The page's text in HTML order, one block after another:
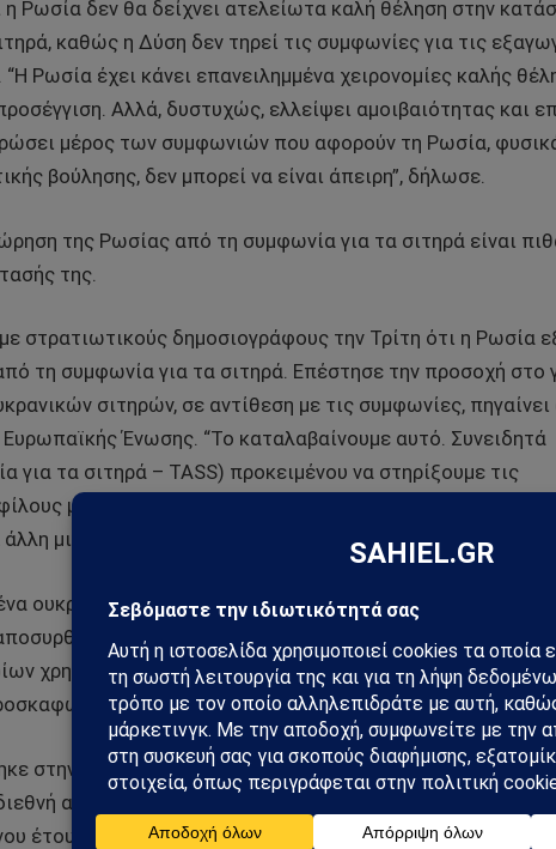
Ρωσία δεν θα δείχνει ατελείωτα καλή θέληση στην
καθώς η Δύση δεν τηρεί τις συμφωνίες για τις
Ρωσία έχει κάνει επανειλημμένα χειρονομίες καλής
Αλλά, δυστυχώς, ελλείψει αμοιβαιότητας και
μέρος των συμφωνιών που αφορούν τη Ρωσία,
βούλησης, δεν μπορεί να είναι άπειρη”, δήλωσε.
της Ρωσίας από τη συμφωνία για τα σιτηρά είναι
της.
στρατιωτικούς δημοσιογράφους την Τρίτη ότι η Ρωσία
τη συμφωνία για τα σιτηρά. Επέστησε την προσοχή στο
σιτηρών, σε αντίθεση με τις συμφωνίες, πηγαίνει
Ένωσης. “Το καταλαβαίνουμε αυτό. Συνειδητά
τα σιτηρά – TASS) προκειμένου να στηρίξουμε τις
μας, και προκειμένου να άρουμε τις κυρώσεις στον
μια φορά”, δήλωσε.
ουκρανικό σιτάρι δεν φτάνει στις αφρικανικές χώρες.
από αυτή τη λεγόμενη συμφωνία για τα σιτηρά.
χρησιμοποιούνται συνεχώς από τον εχθρό για την
δήλωσε ο Πούτιν
στην Κωνσταντινούπολη ένα πακέτο εγγράφων για την
αγορά. Αρχικά, οι συμφωνίες είχαν συναφθεί για 120
έτους παρατάθηκαν για την ίδια περίοδο. Στις 18